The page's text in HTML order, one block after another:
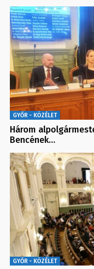
GYŐR - KÖZÉLET
Három
Bencének…
GYŐR - KÖZÉLET